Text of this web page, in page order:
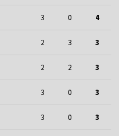
3 0 4
2 3 3
2 2 3
3 0 3
3 0 3